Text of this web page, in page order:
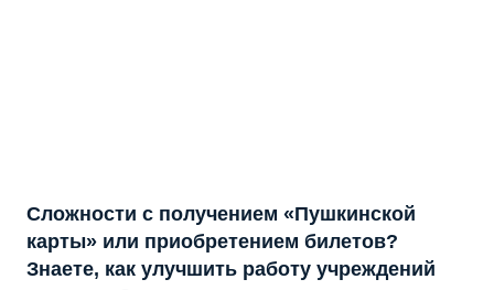
Сложности с получением «Пушкинской
карты» или приобретением билетов?
Знаете, как улучшить работу учреждений